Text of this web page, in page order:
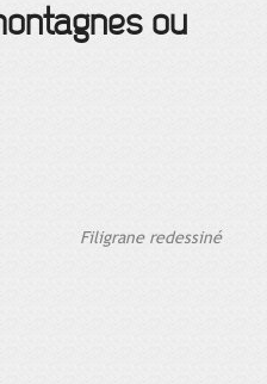
ou
Filigrane redessiné